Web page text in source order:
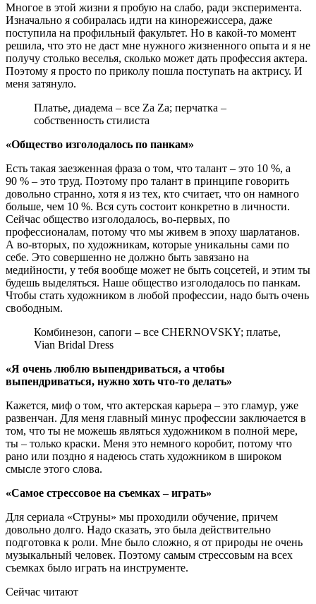
Многое в этой жизни я пробую на слабо, ради эксперимента.
Изначально я собиралась идти на кинорежиссера, даже
поступила на профильный факультет. Но в какой-то момент
решила, что это не даст мне нужного жизненного опыта и я не
получу столько веселья, сколько может дать профессия актера.
Поэтому я просто по приколу пошла поступать на актрису. И
меня затянуло.
Платье, диадема – все Za Za; перчатка –
собственность стилиста
«Общество изголодалось по панкам»
Есть такая заезженная фраза о том, что талант – это 10 %, а
90 % – это труд. Поэтому про талант в принципе говорить
довольно странно, хотя я из тех, кто считает, что он намного
больше, чем 10 %. Вся суть состоит конкретно в личности.
Сейчас общество изголодалось, во-первых, по
профессионалам, потому что мы живем в эпоху шарлатанов.
А во-вторых, по художникам, которые уникальны сами по
себе. Это совершенно не должно быть завязано на
медийности, у тебя вообще может не быть соцсетей, и этим ты
будешь выделяться. Наше общество изголодалось по панкам.
Чтобы стать художником в любой профессии, надо быть очень
свободным.
Комбинезон, сапоги – все CHERNOVSKY; платье,
Vian Bridal Dress
«Я очень люблю выпендриваться, а чтобы
выпендриваться, нужно хоть что-то делать»
Кажется, миф о том, что актерская карьера – это гламур, уже
развенчан. Для меня главный минус профессии заключается в
том, что ты не можешь являться художником в полной мере,
ты – только краски. Меня это немного коробит, потому что
рано или поздно я надеюсь стать художником в широком
смысле этого слова.
«Самое стрессовое на съемках – играть»
Для сериала «Струны» мы проходили обучение, причем
довольно долго. Надо сказать, это была действительно
подготовка к роли. Мне было сложно, я от природы не очень
музыкальный человек. Поэтому самым стрессовым на всех
съемках было играть на инструменте.
Сейчас читают